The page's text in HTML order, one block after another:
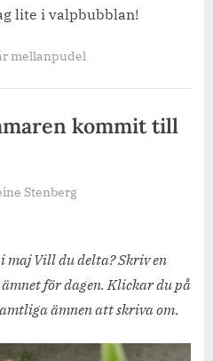
lite i valpbubblan!
mellanpudel
kommit till
Stenberg
i maj Vill du delta? Skriv en
för dagen. Klickar du på
ämnen att skriva om.